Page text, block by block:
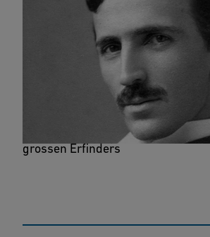
The Inventions,
Writings of Nikola Tesla
Das breite Spektrum der frühen
grossen Erfinders